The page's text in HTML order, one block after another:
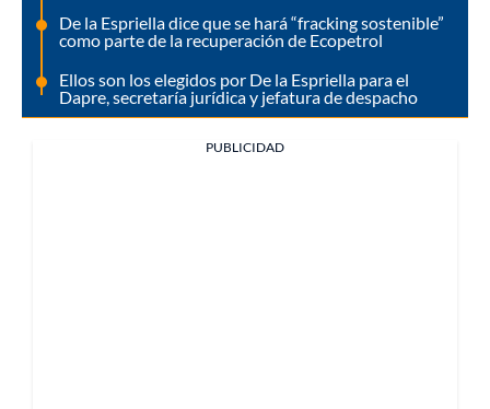
De la Espriella dice que se hará “fracking sostenible”
como parte de la recuperación de Ecopetrol
Ellos son los elegidos por De la Espriella para el
Dapre, secretaría jurídica y jefatura de despacho
PUBLICIDAD